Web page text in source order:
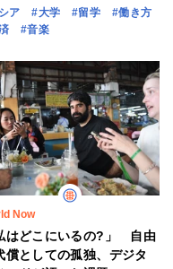
ア #大学 #留学
#働き方
#音楽
Now
はどこにいるの?」 自由
償としての孤独、デジタ